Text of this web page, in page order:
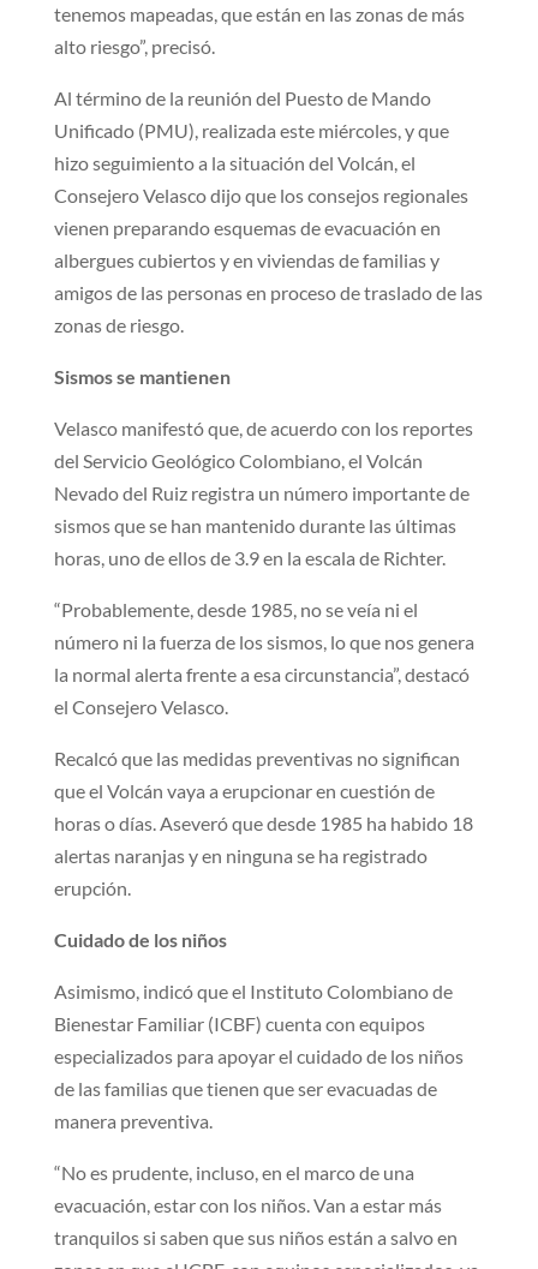
tenemos mapeadas, que están en las zonas de más
alto riesgo”, precisó.
Al término de la reunión del Puesto de Mando
Unificado (PMU), realizada este miércoles, y que
hizo seguimiento a la situación del Volcán, el
Consejero Velasco dijo que los consejos regionales
vienen preparando esquemas de evacuación en
albergues cubiertos y en viviendas de familias y
amigos de las personas en proceso de traslado de las
zonas de riesgo.
Sismos se mantienen
Velasco manifestó que, de acuerdo con los reportes
del Servicio Geológico Colombiano, el Volcán
Nevado del Ruiz registra un número importante de
sismos que se han mantenido durante las últimas
horas, uno de ellos de 3.9 en la escala de Richter.
“Probablemente, desde 1985, no se veía ni el
número ni la fuerza de los sismos, lo que nos genera
la normal alerta frente a esa circunstancia”, destacó
el Consejero Velasco.
Recalcó que las medidas preventivas no significan
que el Volcán vaya a erupcionar en cuestión de
horas o días. Aseveró que desde 1985 ha habido 18
alertas naranjas y en ninguna se ha registrado
erupción.
Cuidado de los niños
Asimismo, indicó que el Instituto Colombiano de
Bienestar Familiar (ICBF) cuenta con equipos
especializados para apoyar el cuidado de los niños
de las familias que tienen que ser evacuadas de
manera preventiva.
“No es prudente, incluso, en el marco de una
evacuación, estar con los niños. Van a estar más
tranquilos si saben que sus niños están a salvo en